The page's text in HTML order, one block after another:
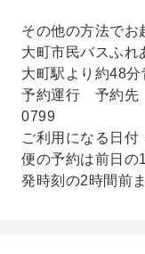
その他の方法でお
大町市民バスふ
大町駅より約48
予約運行 予約先
0799
ご利用になる日付
便の予約は前日の
発時刻の2時間前ま